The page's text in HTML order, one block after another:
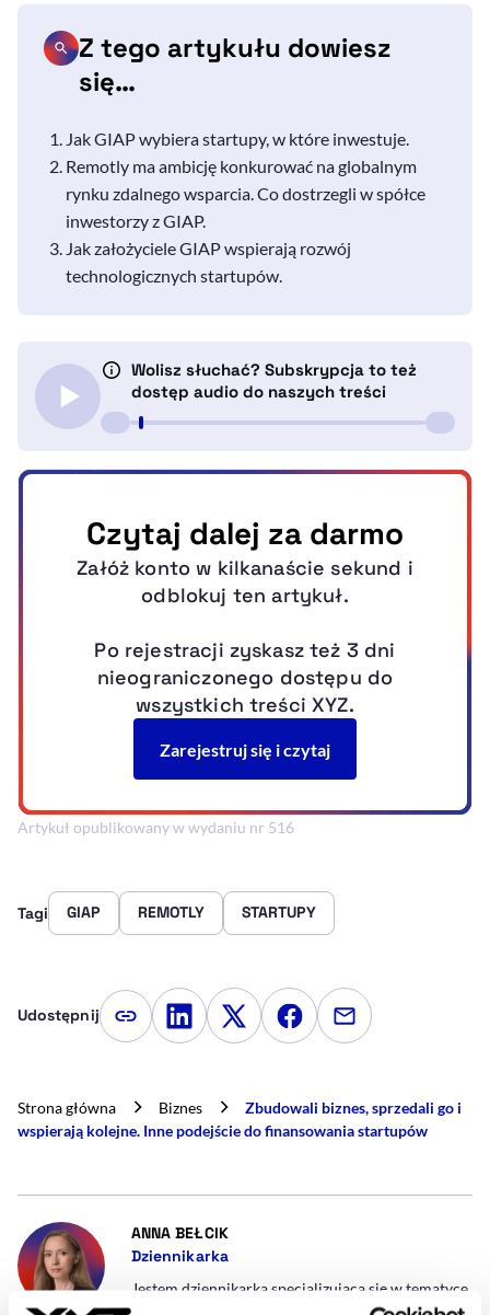
Z tego artykułu dowiesz
się…
Jak GIAP wybiera startupy, w które inwestuje.
Remotly ma ambicję konkurować na globalnym
rynku zdalnego wsparcia. Co dostrzegli w spółce
inwestorzy z GIAP.
Jak założyciele GIAP wspierają rozwój
technologicznych startupów.
Artykuł opublikowany w wydaniu nr 516
Tagi GIAP REMOTLY STARTUPY
Udostępnij Kopiuj link artykułu
Udostępnij na LinkedIn
Udostępnij na Twitterze
Udostępnij na
Udostępnij
Strona główna Biznes
Zbudowali biznes, sprzedali go i
wspierają kolejne. Inne podejście do finansowania startupów
ANNA BEŁCIK- AUTOR ARTYKUŁU - PROFIL
Dziennikarka
Jestem dziennikarką specjalizującą się w tematyce
innowacji i technologii. Od kilkunastu lat piszę o